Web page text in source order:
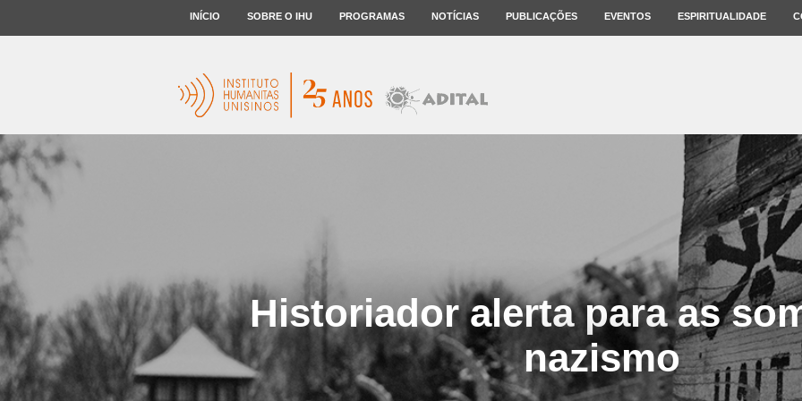
INÍCIO SOBRE O IHU PROGRAMAS NOTÍCIAS PUBLICAÇÕES EVENTOS ESPIRITUALIDADE
Historiador alerta para as
nazismo